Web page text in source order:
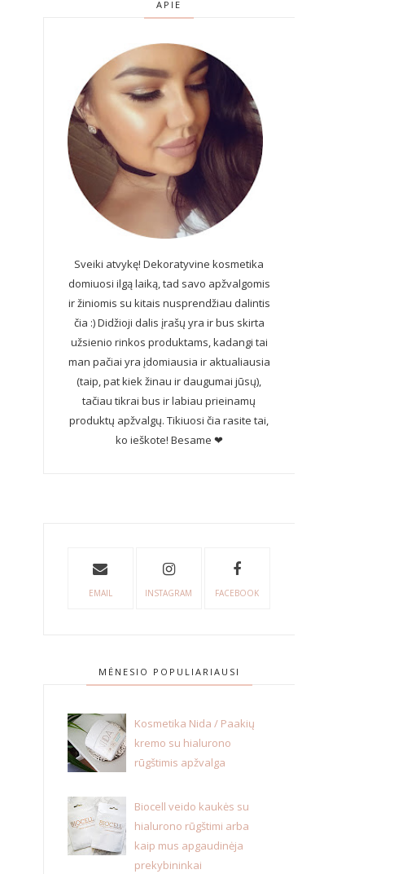
APIE
Sveiki atvykę! Dekoratyvine kosmetika
domiuosi ilgą laiką, tad savo apžvalgomis
ir žiniomis su kitais nusprendžiau dalintis
čia :) Didžioji dalis įrašų yra ir bus skirta
užsienio rinkos produktams, kadangi tai
man pačiai yra įdomiausia ir aktualiausia
(taip, pat kiek žinau ir daugumai jūsų),
tačiau tikrai bus ir labiau prieinamų
produktų apžvalgų. Tikiuosi čia rasite tai,
ko ieškote! Besame ❤
EMAIL INSTAGRAM FACEBOOK
MĖNESIO POPULIARIAUSI
Kosmetika Nida / Paakių
kremo su hialurono
rūgštimis apžvalga
Biocell veido kaukės su
hialurono rūgštimi arba
kaip mus apgaudinėja
prekybininkai